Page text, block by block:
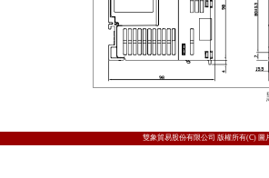
雙象貿易股份有限公司 版權所有(C) 圖